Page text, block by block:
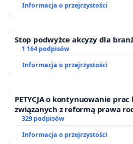
Informacja o przejrzystości
Stop podwyżce akcyzy dla
1 164 podpisów
Informacja o przejrzystości
PETYCJA o kontynuowanie
związanych z reformą prawa
329 podpisów
Informacja o przejrzystości